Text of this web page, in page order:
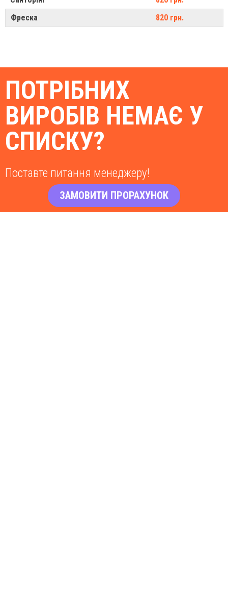
Фреска
820 грн.
ПОТРІБНИХ
ВИРОБІВ НЕМАЄ У
СПИСКУ?
Поставте питання менеджеру!
ЗАМОВИТИ ПРОРАХУНОК